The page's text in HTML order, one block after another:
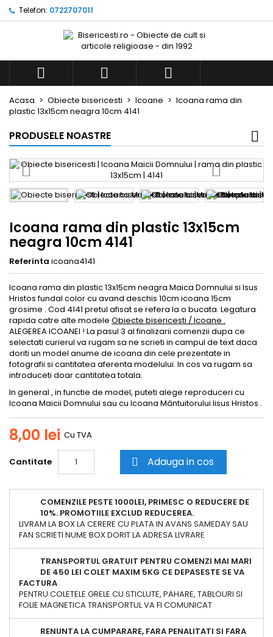
Telefon: 0722707011
  
Acasa Obiecte bisericesti Icoane
Icoana rama din
plastic 13x15cm neagra 10cm 4141
PRODUSELE NOASTRE
Icoana rama din plastic 13x15cm
neagra 10cm 4141
Referinta icoana4141
Icoana rama din plastic 13x15cm neagra Maica Domnului si Isus
Hristos fundal color cu avand deschis 10cm icoana 15cm
grosime . Cod 4141 pretul afisat se refera la o bucata. Legatura
rapida catre alte modele Obiecte bisericesti / Icoane .
ALEGEREA ICOANEI ! La pasul 3 al finalizarii comenzii dupa ce
selectati curierul va rugam sa ne scrieti in campul de text daca
doriti un model anume de icoana din cele prezentate in
fotografii si cantitatea aferenta modelului. In cos va rugam sa
introduceti doar cantitatea totala.
In general , in functie de model, puteti alege reproduceri cu
Icoana Maicii Domnului sau cu Icoana Mântuitorului Iisus Hristos .
8,00 lei Cu TVA
Cantitate  Adauga in cos
COMENZILE PESTE 1000LEI, PRIMESC O REDUCERE DE
10%. PROMOTIILE EXCLUD REDUCEREA.
LIVRAM LA BOX LA CERERE CU PLATA IN AVANS SAMEDAY SAU
FAN SCRIETI NUME BOX DORIT LA ADRESA LIVRARE
TRANSPORTUL GRATUIT PENTRU COMENZI MAI MARI
DE 450 LEI COLET MAXIM 5KG CE DEPASESTE SE VA
FACTURA
PENTRU COLETELE GRELE CU STICLUTE, PAHARE, TABLOURI SI
FOLIE MAGNETICA TRANSPORTUL VA FI COMUNICAT
RENUNTA LA CUMPARARE, FARA PENALITATI SI FARA